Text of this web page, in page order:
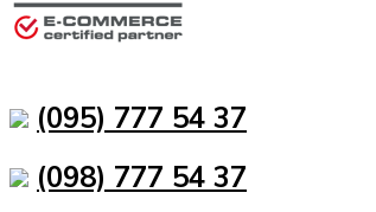
(095) 777 54 37
(098) 777 54 37